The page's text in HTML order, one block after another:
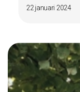
22 januari 2024